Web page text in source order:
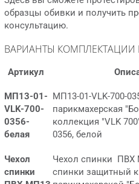
образцы обивки и получить
консультацию.
ВАРИАНТЫ КОМПЛЕКТАЦИИ
Артикул
МП13-01-
VLK-700-
0356-
белая
МП13-01-VLK-700-
парикмахерская
коллекция "VLK
0356, белой
Чехол
спинки
Чехол спинки ПВХ
спинки защитный